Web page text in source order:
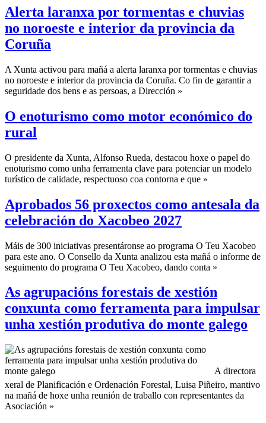
Alerta laranxa por tormentas e chuvias
no noroeste e interior da provincia da
Coruña
A Xunta activou para mañá a alerta laranxa por tormentas e chuvias
no noroeste e interior da provincia da Coruña. Co fin de garantir a
seguridade dos bens e as persoas, a Dirección »
O enoturismo como motor económico do
rural
O presidente da Xunta, Alfonso Rueda, destacou hoxe o papel do
enoturismo como unha ferramenta clave para potenciar un modelo
turístico de calidade, respectuoso coa contorna e que »
Aprobados 56 proxectos como antesala da
celebración do Xacobeo 2027
Máis de 300 iniciativas presentáronse ao programa O Teu Xacobeo
para este ano. O Consello da Xunta analizou esta mañá o informe de
seguimento do programa O Teu Xacobeo, dando conta »
As agrupacións forestais de xestión
conxunta como ferramenta para impulsar
unha xestión produtiva do monte galego
A directora
xeral de Planificación e Ordenación Forestal, Luisa Piñeiro, mantivo
na mañá de hoxe unha reunión de traballo con representantes da
Asociación »